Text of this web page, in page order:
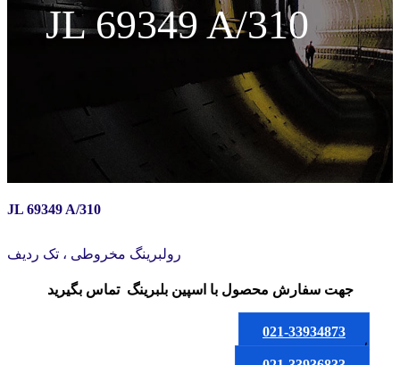
JL 69349 A/310
JL 69349 A/310
رولبرینگ مخروطی ، تک ردیف
جهت سفارش محصولبا اسپین بلبرینگ تماس بگیرید
021-33934873
یا